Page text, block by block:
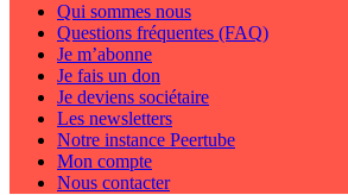
Qui sommes nous
Questions fréquentes (FAQ)
Je m’abonne
Je fais un don
Je deviens sociétaire
Les newsletters
Notre instance Peertube
Mon compte
Nous contacter